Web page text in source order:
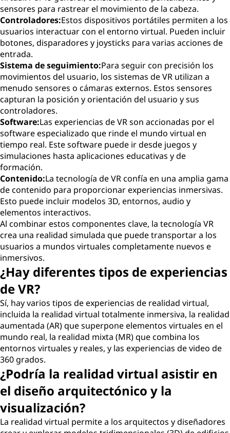
sensores para rastrear el movimiento de la cabeza.
Controladores:Estos dispositivos portátiles permiten a los
usuarios interactuar con el entorno virtual. Pueden incluir
botones, disparadores y joysticks para varias acciones de
entrada.
Sistema de seguimiento:Para seguir con precisión los
movimientos del usuario, los sistemas de VR utilizan a
menudo sensores o cámaras externos. Estos sensores
capturan la posición y orientación del usuario y sus
controladores.
Software:Las experiencias de VR son accionadas por el
software especializado que rinde el mundo virtual en
tiempo real. Este software puede ir desde juegos y
simulaciones hasta aplicaciones educativas y de
formación.
Contenido:La tecnología de VR confía en una amplia gama
de contenido para proporcionar experiencias inmersivas.
Esto puede incluir modelos 3D, entornos, audio y
elementos interactivos.
Al combinar estos componentes clave, la tecnología VR
crea una realidad simulada que puede transportar a los
usuarios a mundos virtuales completamente nuevos e
inmersivos.
¿Hay diferentes tipos de experiencias
de VR?
Sí, hay varios tipos de experiencias de realidad virtual,
incluida la realidad virtual totalmente inmersiva, la realidad
aumentada (AR) que superpone elementos virtuales en el
mundo real, la realidad mixta (MR) que combina los
entornos virtuales y reales, y las experiencias de video de
360 grados.
¿Podría la realidad virtual asistir en
el diseño arquitectónico y la
visualización?
La realidad virtual permite a los arquitectos y diseñadores